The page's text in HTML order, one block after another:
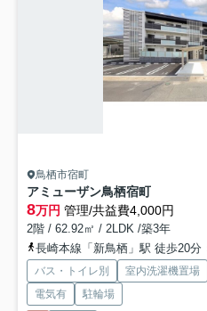
鳥栖市宿町
アミューザン鳥栖宿町
8万円 管理/共益費4,000円
2階 / 62.92㎡ / 2LDK /築3年
長崎本線「新鳥栖」駅 徒歩20分
バス・トイレ別 室内洗濯機置場
電気有
駐輪場